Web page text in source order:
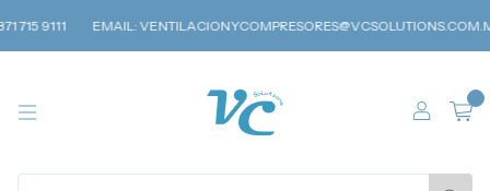
9111 EMAIL: